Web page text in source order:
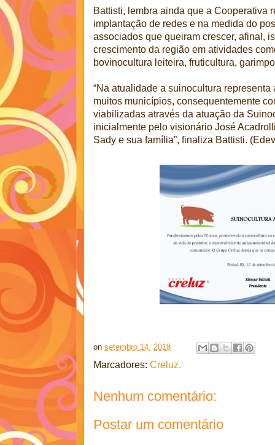
Battisti, lembra ainda que a Cooperativa
implantação de redes e na medida do
associados que queiram crescer, afinal,
crescimento da região em atividades
bovinocultura leiteira, fruticultura,
“Na atualidade a suinocultura
muitos municípios, consequentemente
viabilizadas através da atuação da
inicialmente pelo visionário José
Sady e sua família”, finaliza Battisti.
on setembro 14, 2018
Marcadores: Creluz.
Nenhum comentário:
Postar um comentário